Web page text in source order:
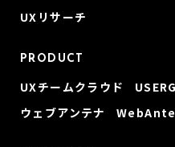
UXリサーチ
PRODUCT
UXチームクラウド
ウェブアンテナ